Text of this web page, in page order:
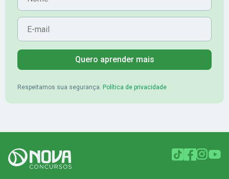
E-mail
Quero aprender mais
Respeitamos sua segurança. Política de privacidade